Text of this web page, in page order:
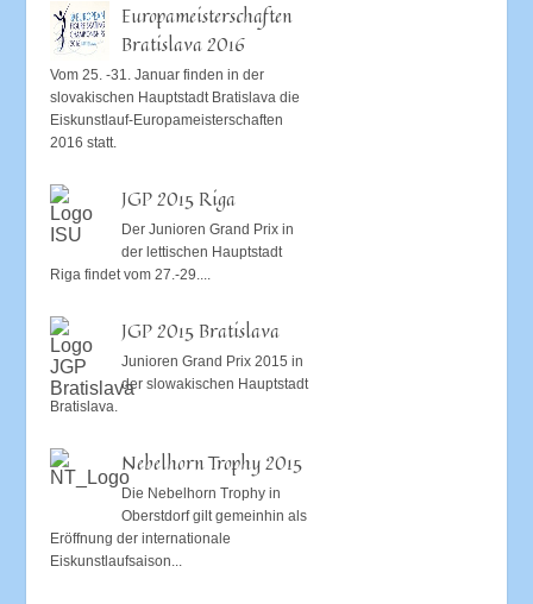
Europameisterschaften
Bratislava 2016
Vom 25. -31. Januar finden in der
slovakischen Hauptstadt Bratislava die
Eiskunstlauf-Europameisterschaften
2016 statt.
JGP 2015 Riga
Der Junioren Grand Prix in
der lettischen Hauptstadt
Riga findet vom 27.-29....
JGP 2015 Bratislava
Junioren Grand Prix 2015 in
der slowakischen Hauptstadt
Bratislava.
Nebelhorn Trophy 2015
Die Nebelhorn Trophy in
Oberstdorf gilt gemeinhin als
Eröffnung der internationale
Eiskunstlaufsaison...